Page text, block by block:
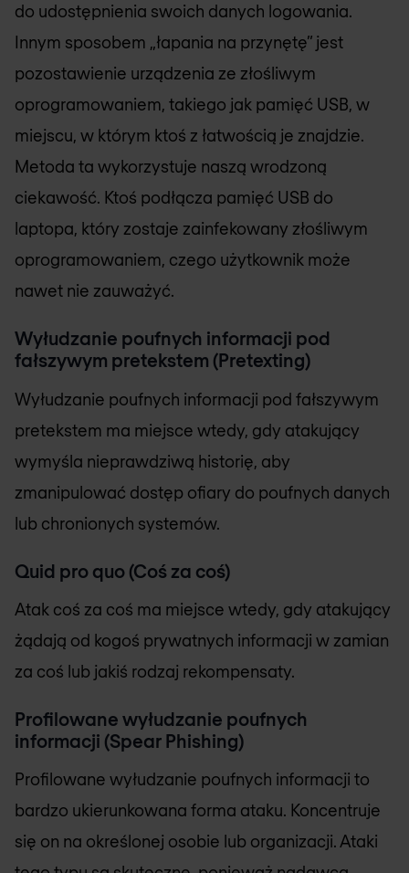
do udostępnienia swoich danych logowania.
Innym sposobem „łapania na przynętę” jest
pozostawienie urządzenia ze złośliwym
oprogramowaniem, takiego jak pamięć USB, w
miejscu, w którym ktoś z łatwością je znajdzie.
Metoda ta wykorzystuje naszą wrodzoną
ciekawość. Ktoś podłącza pamięć USB do
laptopa, który zostaje zainfekowany złośliwym
oprogramowaniem, czego użytkownik może
nawet nie zauważyć.
Wyłudzanie poufnych informacji pod
fałszywym pretekstem (Pretexting)
Wyłudzanie poufnych informacji pod fałszywym
pretekstem ma miejsce wtedy, gdy atakujący
wymyśla nieprawdziwą historię, aby
zmanipulować dostęp ofiary do poufnych danych
lub chronionych systemów.
Quid pro quo (Coś za coś)
Atak coś za coś ma miejsce wtedy, gdy atakujący
żądają od kogoś prywatnych informacji w zamian
za coś lub jakiś rodzaj rekompensaty.
Profilowane wyłudzanie poufnych
informacji (Spear Phishing)
Profilowane wyłudzanie poufnych informacji to
bardzo ukierunkowana forma ataku. Koncentruje
się on na określonej osobie lub organizacji. Ataki